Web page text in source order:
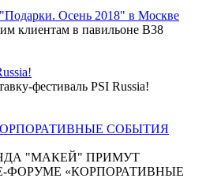
Осень 2018" в Москве
клиентам в павильоне В38
фестиваль PSI Russia!
СОБЫТИЯ
"МАКЕЙ" ПРИМУТ
ФОРУМЕ «КОРПОРАТИВНЫЕ